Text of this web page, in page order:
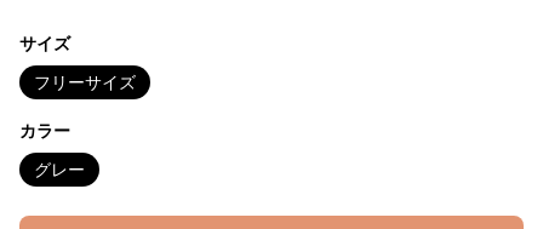
サイズ
フリーサイズ
カラー
グレー